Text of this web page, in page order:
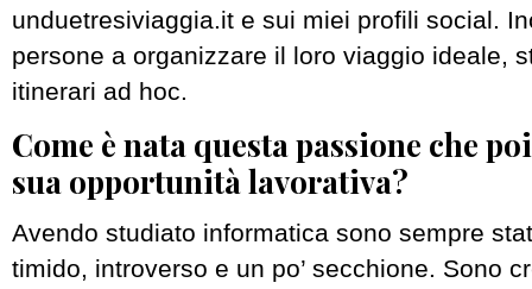
unduetresiviaggia.it e sui miei profili social.
persone a organizzare il loro viaggio ideale,
itinerari ad hoc.
Come è nata questa passione che
sua opportunità lavorativa?
Avendo studiato informatica sono sempre
timido, introverso e un po’ secchione. Sono